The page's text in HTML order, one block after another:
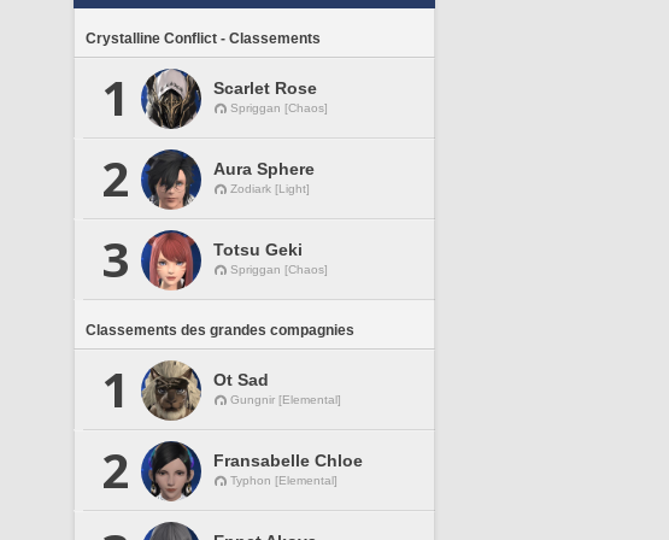
Crystalline Conflict - Classements
1 Scarlet Rose
Spriggan [Chaos]
2 Aura Sphere
Zodiark [Light]
3 Totsu Geki
Spriggan [Chaos]
Classements des grandes compagnies
1 Ot Sad
Gungnir [Elemental]
2 Fransabelle Chloe
Typhon [Elemental]